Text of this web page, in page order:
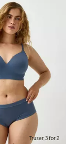
Truser, 3 for 2